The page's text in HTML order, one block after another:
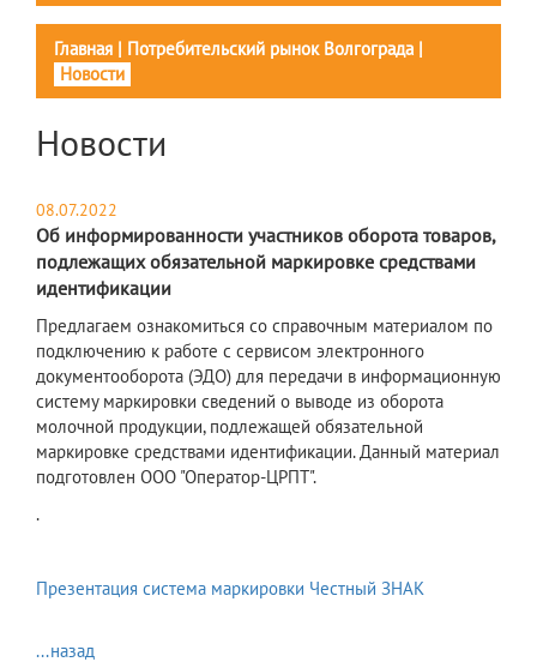
Главная | Потребительский рынок Волгограда |
Новости
Новости
08.07.2022
Об информированности участников оборота товаров,
подлежащих обязательной маркировке средствами
идентификации
Предлагаем ознакомиться со справочным материалом по
подключению к работе с сервисом электронного
документооборота (ЭДО) для передачи в информационную
систему маркировки сведений о выводе из оборота
молочной продукции, подлежащей обязательной
маркировке средствами идентификации. Данный материал
подготовлен ООО "Оператор-ЦРПТ".
.
Презентация система маркировки Честный ЗНАК
...назад